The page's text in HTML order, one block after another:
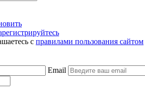
с правилами пользования сайтом
Email